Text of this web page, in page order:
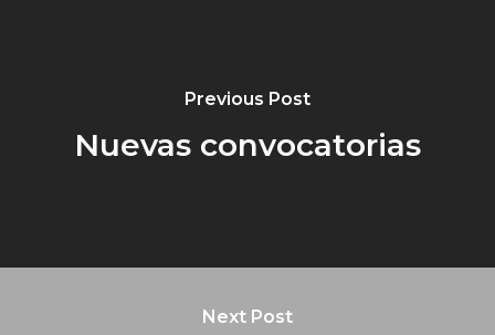
Previous Post
Nuevas convocatorias
Next Post